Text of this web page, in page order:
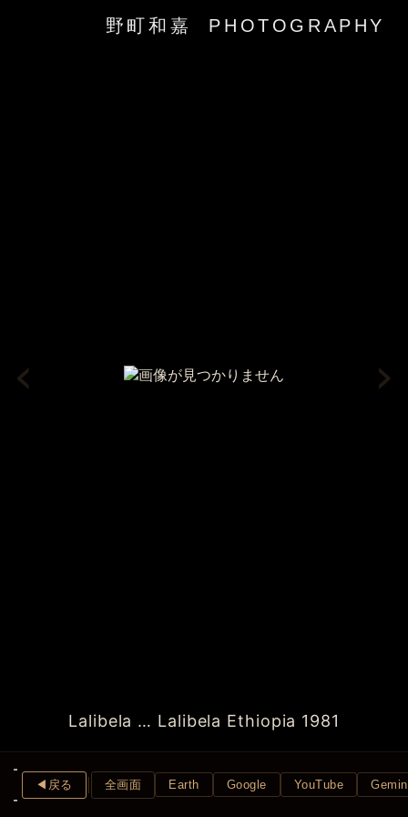
野町和嘉 PHOTOGRAPHY
‹
Lalibela … Lalibela Ethiopia 1981
›
◀︎戻る 全画面 Earth Google YouTube